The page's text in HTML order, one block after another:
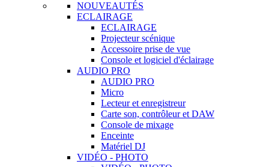
NOUVEAUTÉS
ECLAIRAGE
ECLAIRAGE
Projecteur scénique
Accessoire prise de vue
Console et logiciel d'éclairage
AUDIO PRO
AUDIO PRO
Micro
Lecteur et enregistreur
Carte son, contrôleur et DAW
Console de mixage
Enceinte
Matériel DJ
VIDÉO - PHOTO